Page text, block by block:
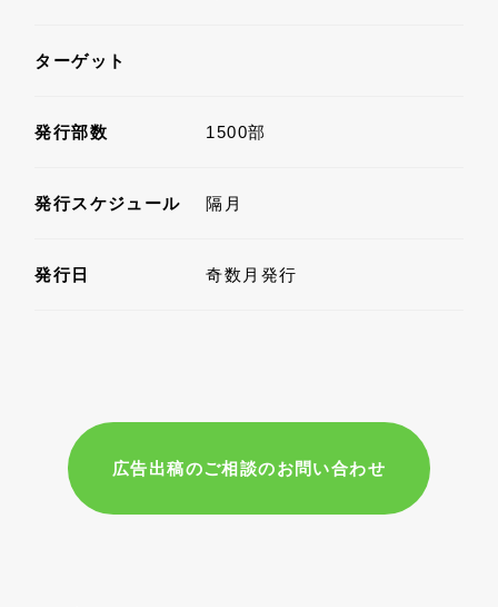
ターゲット
発行部数 1500部
発行スケジュール 隔月
発行日 奇数月発行
広告出稿のご相談のお問い合わせ